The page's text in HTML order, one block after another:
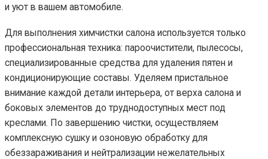
и уют в вашем автомобиле.
Для выполнения химчистки салона используется только
профессиональная техника: пароочистители, пылесосы,
специализированные средства для удаления пятен и
кондиционирующие составы. Уделяем пристальное
внимание каждой детали интерьера, от верха салона и
боковых элементов до труднодоступных мест под
креслами. По завершению чистки, осуществляем
комплексную сушку и озоновую обработку для
обеззараживания и нейтрализации нежелательных